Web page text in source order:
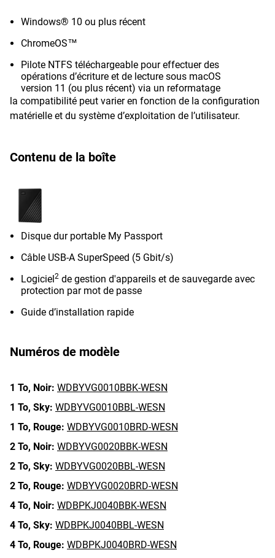
Windows® 10 ou plus récent
ChromeOS™
Pilote NTFS téléchargeable pour effectuer des
opérations d’écriture et de lecture sous macOS
version 11 (ou plus récent) via un reformatage
la compatibilité peut varier en fonction de la configuration
matérielle et du système d’exploitation de l’utilisateur.
Contenu de la boîte
Disque dur portable My Passport
Câble USB-A SuperSpeed (5 Gbit/s)
Logiciel2 de gestion d'appareils et de sauvegarde avec
protection par mot de passe
Guide d’installation rapide
Numéros de modèle
1 To, Noir: WDBYVG0010BBK-WESN
1 To, Sky: WDBYVG0010BBL-WESN
1 To, Rouge: WDBYVG0010BRD-WESN
2 To, Noir: WDBYVG0020BBK-WESN
2 To, Sky: WDBYVG0020BBL-WESN
2 To, Rouge: WDBYVG0020BRD-WESN
4 To, Noir: WDBPKJ0040BBK-WESN
4 To, Sky: WDBPKJ0040BBL-WESN
4 To, Rouge: WDBPKJ0040BRD-WESN